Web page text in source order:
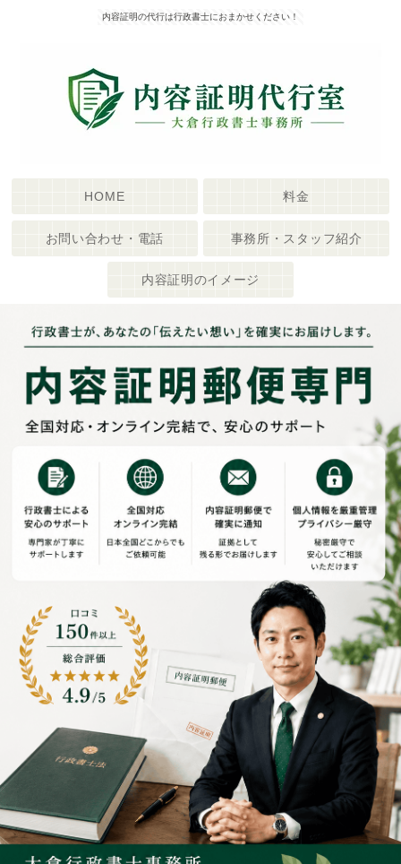
内容証明の代行は行政書士におまかせください！
HOME 料金
お問い合わせ・電話 事務所・スタッフ紹介
内容証明のイメージ